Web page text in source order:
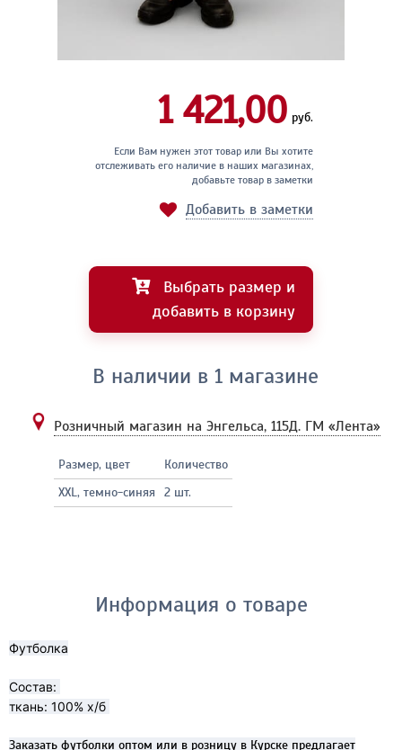
1 421,00 руб.
Если Вам нужен этот товар или Вы хотите
отслеживать его наличие в наших магазинах,
добавьте товар в заметки
Добавить в заметки
Выбрать размер и
добавить в корзину
В наличии в 1 магазине
Розничный магазин на Энгельса, 115Д. ГМ «Лента»
Размер, цвет
Количество
XXL, темно-синяя
2 шт.
Информация о товаре
Футболка
Состав:
ткань: 100% х/б
Заказать футболки оптом или в розницу в Курске предлагает